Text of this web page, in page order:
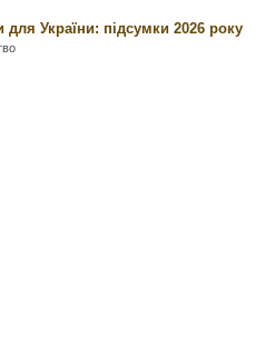
України: підсумки 2026 року